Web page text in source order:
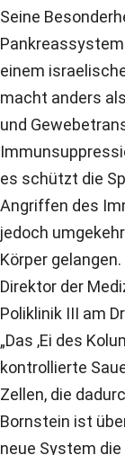
Seine
einem
macht anders
und
es schützt die
Angriffen des
jedoch
Körper
Direktor der
Poliklinik III am
„Das ‚Ei des
kontrollierte
Zellen, die
Bornstein ist
neue System